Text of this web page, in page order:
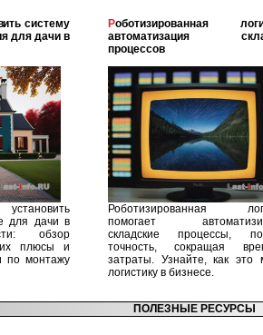
для дачи в
для дачи в
обзор
их плюсы и
по монтажу
Роботизированная логистика:
автоматизация
процессов
Роботизированная
помогает
складские процессы,
точность, сокращая
затраты. Узнайте, как это
логистику в бизнесе.
ПОЛЕЗНЫЕ РЕСУРСЫ